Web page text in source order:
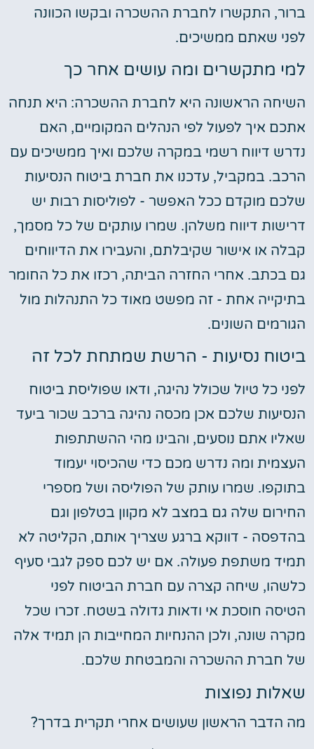
ברור, התקשרו לחברת ההשכרה ובקשו הכוונה
לפני שאתם ממשיכים.
למי מתקשרים ומה עושים אחר כך
השיחה הראשונה היא לחברת ההשכרה: היא תנחה
אתכם איך לפעול לפי הנהלים המקומיים, האם
נדרש דיווח רשמי במקרה שלכם ואיך ממשיכים עם
הרכב. במקביל, עדכנו את חברת ביטוח הנסיעות
שלכם מוקדם ככל האפשר - לפוליסות רבות יש
דרישות דיווח משלהן. שמרו עותקים של כל מסמך,
קבלה או אישור שקיבלתם, והעבירו את הדיווחים
גם בכתב. אחרי החזרה הביתה, רכזו את כל החומר
בתיקייה אחת - זה מפשט מאוד כל התנהלות מול
הגורמים השונים.
ביטוח נסיעות - הרשת שמתחת לכל זה
לפני כל טיול שכולל נהיגה, ודאו שפוליסת ביטוח
הנסיעות שלכם אכן מכסה נהיגה ברכב שכור ביעד
שאליו אתם נוסעים, והבינו מהי ההשתתפות
העצמית ומה נדרש מכם כדי שהכיסוי יעמוד
בתוקפו. שמרו עותק של הפוליסה ושל מספרי
החירום שלה גם במצב לא מקוון בטלפון וגם
בהדפסה - דווקא ברגע שצריך אותם, הקליטה לא
תמיד משתפת פעולה. אם יש לכם ספק לגבי סעיף
כלשהו, שיחה קצרה עם חברת הביטוח לפני
הטיסה חוסכת אי ודאות גדולה בשטח. זכרו שכל
מקרה שונה, ולכן ההנחיות המחייבות הן תמיד אלה
של חברת ההשכרה והמבטחת שלכם.
שאלות נפוצות
מה הדבר הראשון שעושים אחרי תקרית בדרך?